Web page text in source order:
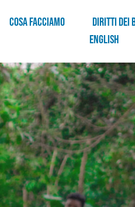
COSA FACCIAMO DIRITTI DEI
English